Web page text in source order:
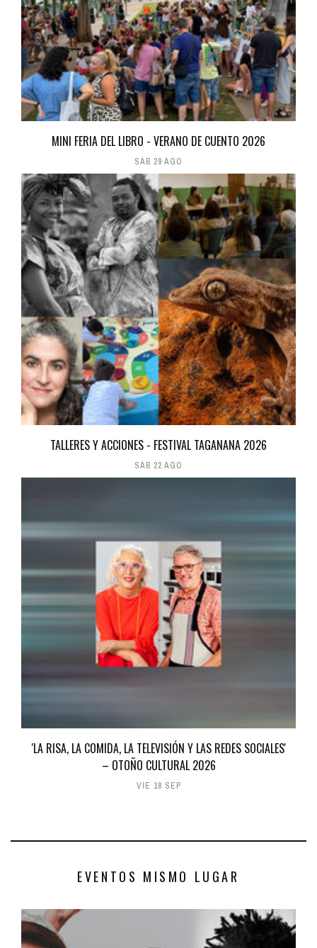
MINI FERIA DEL LIBRO - VERANO DE CUENTO 2026
SÁB 29 AGO
TALLERES Y ACCIONES - FESTIVAL TAGANANA 2026
SÁB 22 AGO
'LA RISA, LA COMIDA, LA TELEVISIÓN Y LAS REDES SOCIALES'
– OTOÑO CULTURAL 2026
VIE 18 SEP
EVENTOS MISMO LUGAR